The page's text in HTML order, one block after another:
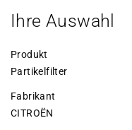
Ihre Auswahl
Produkt
Partikelfilter
Fabrikant
CITROËN